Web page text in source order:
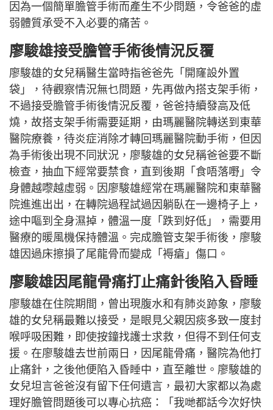
因為一個簡單膽管手術而產生不少問題，令爸爸的虛
弱體質承受不入必要的痛苦。
廖駿雄接受膽管手術後情況反覆
廖駿雄的女兒稱醫生當時指爸爸先「開窿設外置
袋」，待觀察情況無乜問題，先再做內搭支架手術，
不過接受膽管手術後情況反覆，爸爸持續發高及低
燒，故搭支架手術需要延期，由瑪麗醫院轉送到東華
醫院療養，待炎症消除才轉回瑪麗醫院動手術，但因
為手術後出現不同狀況，廖駿雄的女兒稱爸爸要不斷
檢查，抽血下經常要禁食，直到後期「食唔落嘢」令
身體越嚟越虛弱。因廖駿雄經常在瑪麗醫院和東華醫
院進進出出，在轉院過程試過因躺臥在一邊椅子上，
途中嘔到全身濕掉，體溫一度「跌到好低」，需要用
醫療的暖風機保持體溫。完成膽管支架手術後，廖駿
雄因過床擦損了尾龍骨而變成「褥瘡」傷口。
廖駿雄因尾龍骨痛打止痛針後陷入昏睡
廖駿雄在住院期間，曾出現腹水和有肺炎跡象，廖駿
雄的女兒稱最難以接受，是眼見父親因痰多致一度封
喉呼吸困難，即使按鐘找護士求救，但得不到任何支
援。在廖駿雄去世前兩日，因尾龍骨痛，醫院為他打
止痛針，之後他便陷入昏睡中，直至離世。廖駿雄的
女兒坦言爸爸沒有留下任何遺言，最初大家都以為處
理好膽管問題後可以專心抗癌：「我哋都話今次好快